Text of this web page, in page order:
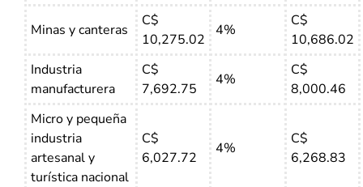
Minas y canteras
C$
10,275.02
4%
C$
10,686.02
Industria
manufacturera
C$
7,692.75
4%
C$
8,000.46
Micro y pequeña
industria
artesanal y
turística nacional
C$
6,027.72
4%
C$
6,268.83